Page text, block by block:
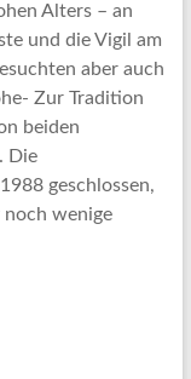
Alters – an
und die Vigil am
aber auch
Zur Tradition
beiden
Die
geschlossen,
wenige